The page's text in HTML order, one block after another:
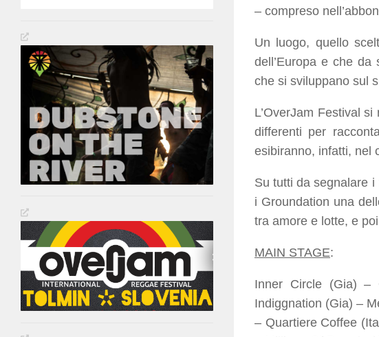
– compreso
Un luogo, quello
dell’Europa e che
che si sviluppano sul
L’OverJam Festival
differenti per
esibiranno, infatti, nel
Su tutti da segnalare
i Groundation una
tra amore e lotte, e
MAIN STAGE:
Inner Circle (Gia) –
Indiggnation (Gia) –
– Quartiere Coffee